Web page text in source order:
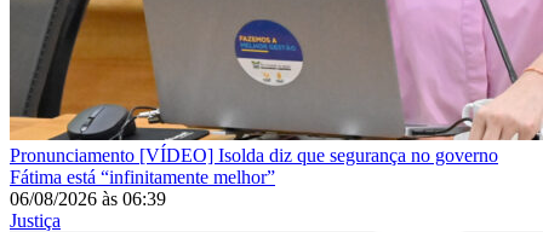
Pronunciamento [VÍDEO] Isolda diz que segurança no governo
Fátima está “infinitamente melhor”
06/08/2026 às 06:39
Justiça